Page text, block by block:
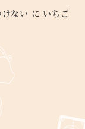
ない に いちご